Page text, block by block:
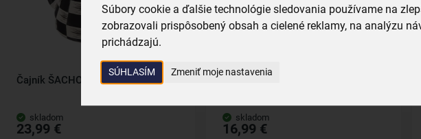
Súbory cookie a ďalšie technológie sledovania používame na
zobrazovali prispôsobený obsah a cielené reklamy, na analýzu
prichádzajú.
SÚHLASÍM Zmeniť moje nastavenia
Čajník ŠACHOVNICA Lem 2 l
skladom
23,99 €
skladom
16,99 €